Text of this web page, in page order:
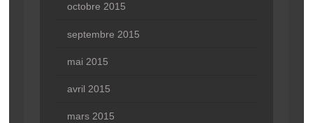
octobre 2015
septembre 2015
mai 2015
avril 2015
mars 2015